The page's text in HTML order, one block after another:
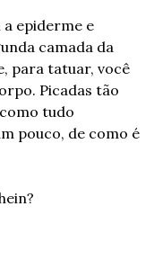
a epiderme e
camada da
para tatuar, você
Picadas tão
tudo
pouco, de como é